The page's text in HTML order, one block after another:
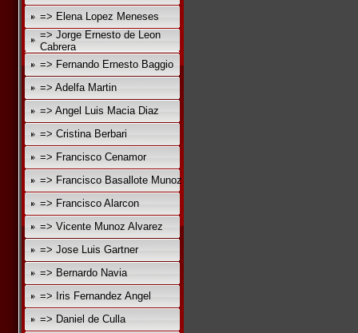
=> Elena Lopez Meneses
=> Jorge Ernesto de Leon
Cabrera
=> Fernando Ernesto Baggio
=> Adelfa Martin
=> Angel Luis Macia Diaz
=> Cristina Berbari
=> Francisco Cenamor
=> Francisco Basallote Munoz
=> Francisco Alarcon
=> Vicente Munoz Alvarez
=> Jose Luis Gartner
=> Bernardo Navia
=> Iris Fernandez Angel
=> Daniel de Culla